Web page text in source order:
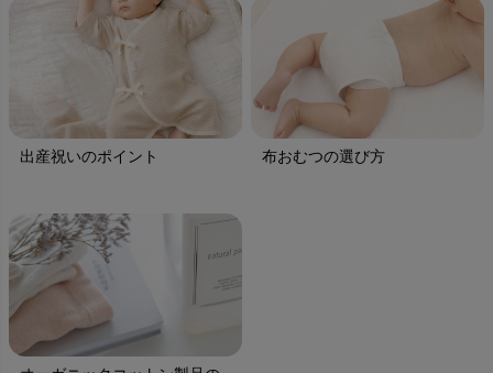
出産祝いのポイント 布おむつの選び方